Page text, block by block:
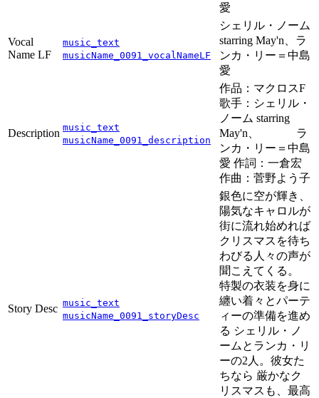
愛
Vocal
Name LF
music_text
musicName_0091_vocalNameLF
シェリル・ノーム
starring May'n、ラ
ンカ・リー＝中島
愛
Description music_text
musicName_0091_description
作品：マクロスF
歌手：シェリル・
ノーム starring
May'n、 ラ
ンカ・リー＝中島
愛 作詞：一倉宏
作曲：菅野よう子
Story Desc music_text
musicName_0091_storyDesc
銀色に空が輝き、
陽気なキャロルが
街に流れ始めれば
クリスマスを待ち
わびる人々の声が
聞こえてくる。
特製の衣装を身に
纏い着々とパーテ
ィーの準備を進め
る シェリル・ノ
ームとランカ・リ
ーの2人。彼女た
ちなら 厳かなク
リスマスも、最高